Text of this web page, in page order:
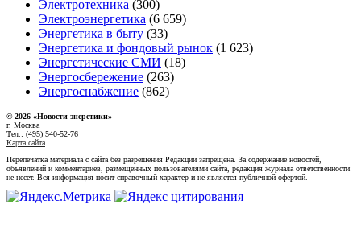
Электротехника (300)
Электроэнергетика (6 659)
Энергетика в быту (33)
Энергетика и фондовый рынок (1 623)
Энергетические СМИ (18)
Энергосбережение (263)
Энергоснабжение (862)
© 2026 «Новости энеретики»
г. Москва
Тел.: (495) 540-52-76
Карта сайта
Перепечатка материала с сайта без разрешения Редакции запрещена. За содержание новостей,
объявлений и комментариев, размещенных пользователями сайта, редакция журнала ответственности
не несет. Вся информация носит справочный характер и не является публичной офертой.